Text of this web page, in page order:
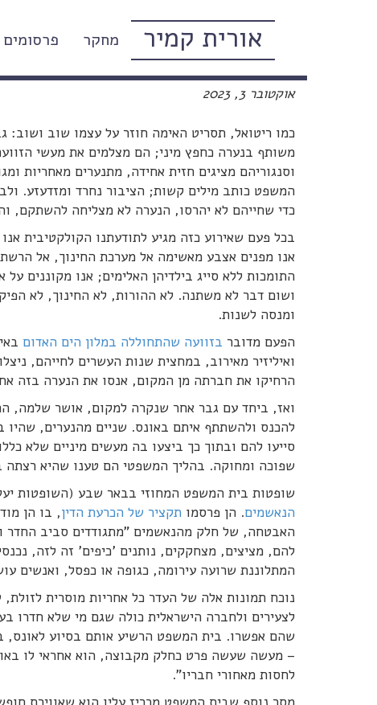
אורית קמיר מחקר פרסומים
פסק הדין באונס במלון הים האדום
אוקטובר 3, 2023
כמו ריטואל, תסריט האימה חוזר על עצמו שוב ושוב:
משותף בנערה כחפץ מיני; הם מצלמים את מעשי
וסנגוריהם מציגים חזית אחידה, מתנערים
המשפט כותב מילים קשות; הציבור נחרד ומזדעזע.
כדי שחייהם לא יהרסו, הנערה לא מצליחה להשתקם,
בכל פעם שאירוע כזה מגיע לתודעתנו הקולקטיבית
אנו מפנים אצבע מאשימה אל מערכת החינוך, אל
התומכות ללא סייג בילדיהן האלימים; אנו מקוננים
ושום דבר לא משתנה. לא ההורות, לא החינוך, לא
ומנסה לשנות.
הפעם מדובר בזוועה שהתחוללה במלון הים האדום
ואיליזיר מאירוב, במחצית שנות העשרים לחייהם,
הרחיקו את חברתה מן המקום, אנסו את הנערה בזה
ואז, ביחד עם גבר אחר שנקרה למקום, אושר שלמה,
סייעו להם ובתוך כך ביצעו בה מעשים מיניים שלא
שפוכה ומחוקה. בהליך המשפטי הם טענו שהיא
שופטות בית המשפט המחוזי בבאר שבע (השופטות יעל
הנאשמים. הן פרסמו תקציר של הכרעת הדין, בו הן
האבטחה, של חלק מהנאשמים "מתגודדים סביב החדר
להם, מציצים, מצחקקים, נותנים 'כיפים' זה לזה,
המתלוננת שרועה עירומה, כגופה או כפסל, ואנשים
נוכח תמונות אלה של העדר כל אחריות מוסרית
לצעירים ולחברה הישראלית כולה שגם מי שלא חדרו
שהם אפשרו. בית המשפט הרשיע אותם בסיוע לאונס,
– מעשה שעשה פרט כחלק מקבוצה, הוא אחראי לו
לחסות מאחורי חבריו".